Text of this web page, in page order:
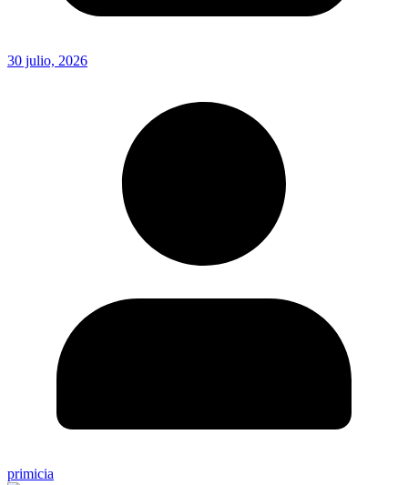
30 julio, 2026
primicia